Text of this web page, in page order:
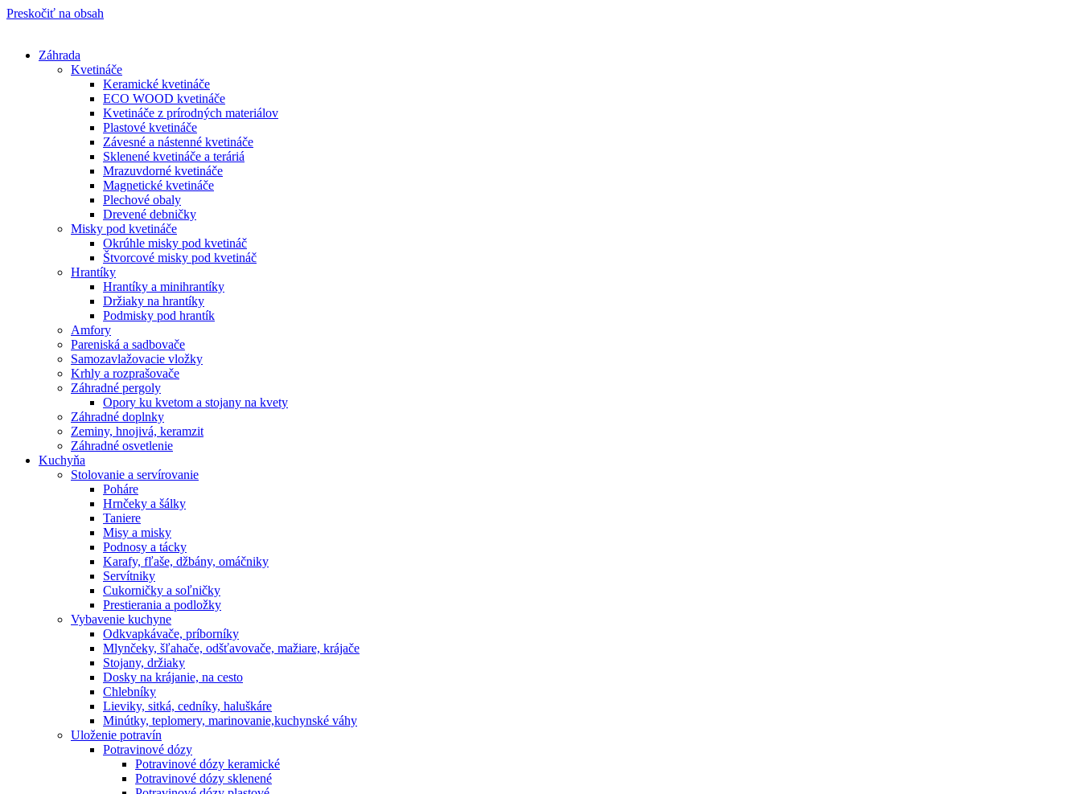
Preskočiť na obsah
Záhrada
Kvetináče
Keramické kvetináče
ECO WOOD kvetináče
Kvetináče z prírodných materiálov
Plastové kvetináče
Závesné a nástenné kvetináče
Sklenené kvetináče a teráriá
Mrazuvdorné kvetináče
Magnetické kvetináče
Plechové obaly
Drevené debničky
Misky pod kvetináče
Okrúhle misky pod kvetináč
Štvorcové misky pod kvetináč
Hrantíky
Hrantíky a minihrantíky
Držiaky na hrantíky
Podmisky pod hrantík
Amfory
Pareniská a sadbovače
Samozavlažovacie vložky
Krhly a rozprašovače
Záhradné pergoly
Opory ku kvetom a stojany na kvety
Záhradné doplnky
Zeminy, hnojivá, keramzit
Záhradné osvetlenie
Kuchyňa
Stolovanie a servírovanie
Poháre
Hrnčeky a šálky
Taniere
Misy a misky
Podnosy a tácky
Karafy, fľaše, džbány, omáčniky
Servítniky
Cukorničky a soľničky
Prestierania a podložky
Vybavenie kuchyne
Odkvapkávače, príborníky
Mlynčeky, šľahače, odšťavovače, mažiare, krájače
Stojany, držiaky
Dosky na krájanie, na cesto
Chlebníky
Lieviky, sitká, cedníky, haluškáre
Minútky, teplomery, marinovanie,kuchynské váhy
Uloženie potravín
Potravinové dózy
Potravinové dózy keramické
Potravinové dózy sklenené